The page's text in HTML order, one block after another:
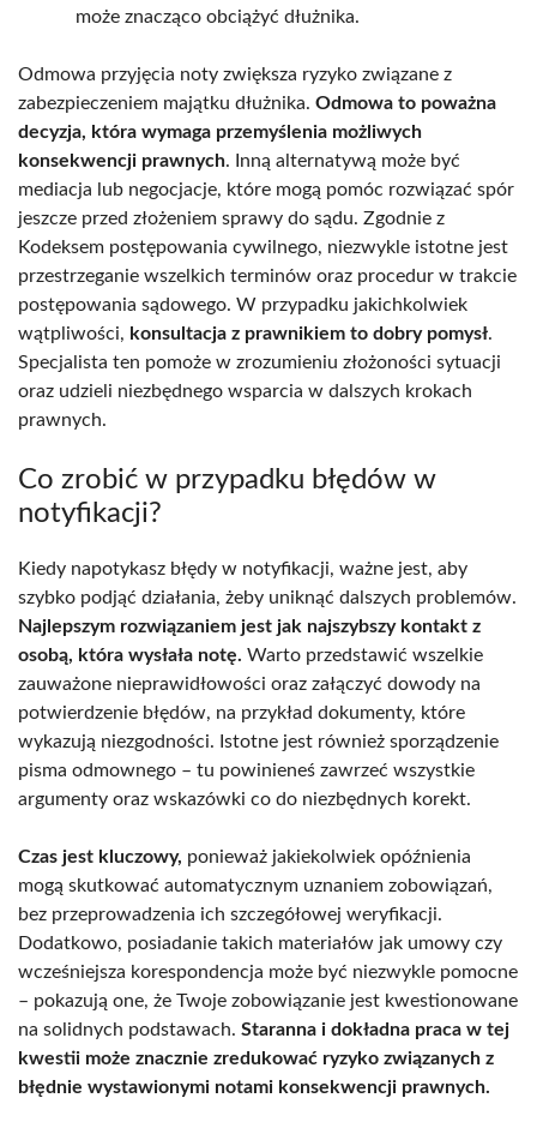
może znacząco obciążyć dłużnika.
Odmowa przyjęcia noty zwiększa ryzyko związane z
zabezpieczeniem majątku dłużnika. Odmowa to poważna
decyzja, która wymaga przemyślenia możliwych
konsekwencji prawnych. Inną alternatywą może być
mediacja lub negocjacje, które mogą pomóc rozwiązać spór
jeszcze przed złożeniem sprawy do sądu. Zgodnie z
Kodeksem postępowania cywilnego, niezwykle istotne jest
przestrzeganie wszelkich terminów oraz procedur w trakcie
postępowania sądowego. W przypadku jakichkolwiek
wątpliwości, konsultacja z prawnikiem to dobry pomysł.
Specjalista ten pomoże w zrozumieniu złożoności sytuacji
oraz udzieli niezbędnego wsparcia w dalszych krokach
prawnych.
Co zrobić w przypadku błędów w
notyfikacji?
Kiedy napotykasz błędy w notyfikacji, ważne jest, aby
szybko podjąć działania, żeby uniknąć dalszych problemów.
Najlepszym rozwiązaniem jest jak najszybszy kontakt z
osobą, która wysłała notę. Warto przedstawić wszelkie
zauważone nieprawidłowości oraz załączyć dowody na
potwierdzenie błędów, na przykład dokumenty, które
wykazują niezgodności. Istotne jest również sporządzenie
pisma odmownego – tu powinieneś zawrzeć wszystkie
argumenty oraz wskazówki co do niezbędnych korekt.
Czas jest kluczowy, ponieważ jakiekolwiek opóźnienia
mogą skutkować automatycznym uznaniem zobowiązań,
bez przeprowadzenia ich szczegółowej weryfikacji.
Dodatkowo, posiadanie takich materiałów jak umowy czy
wcześniejsza korespondencja może być niezwykle pomocne
– pokazują one, że Twoje zobowiązanie jest kwestionowane
na solidnych podstawach. Staranna i dokładna praca w tej
kwestii może znacznie zredukować ryzyko związanych z
błędnie wystawionymi notami konsekwencji prawnych.